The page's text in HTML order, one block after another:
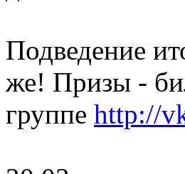
Подведение
же! Призы -
группе http://